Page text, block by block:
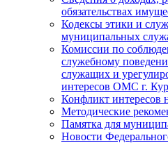
обязательствах
Кодексы этики и
муниципальных
Комиссии по
служебному
служащих и
интересов ОМС г.
Конфликт интересов
Методические
Памятка для
Новости